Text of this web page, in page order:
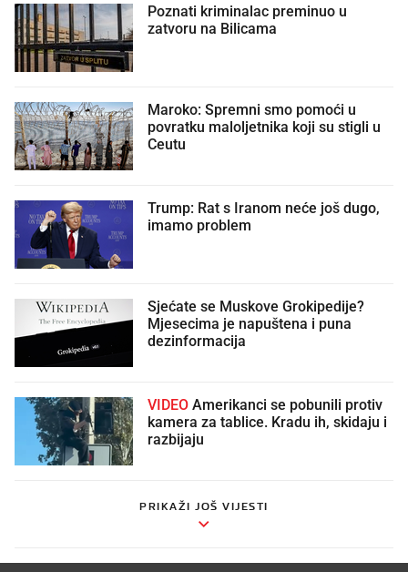
Poznati kriminalac preminuo u
zatvoru na Bilicama
Maroko: Spremni smo pomoći u
povratku maloljetnika koji su stigli u
Ceutu
Trump: Rat s Iranom neće još dugo,
imamo problem
Sjećate se Muskove Grokipedije?
Mjesecima je napuštena i puna
dezinformacija
VIDEO
kamera za tablice. Kradu ih, skidaju i
razbijaju
PRIKAŽI JOŠ VIJESTI